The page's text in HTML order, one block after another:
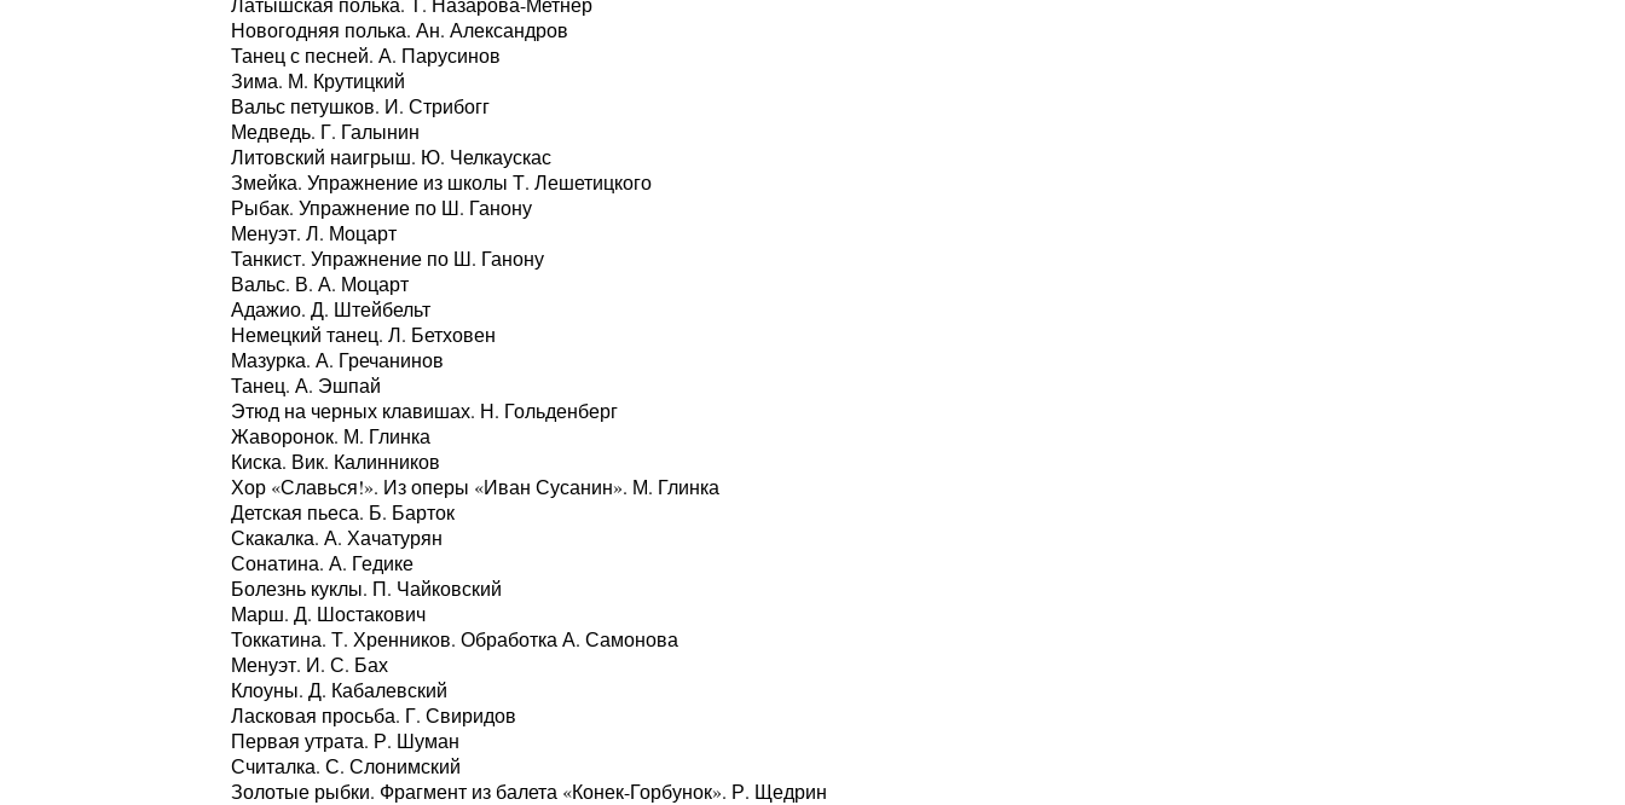
Новогодняя полька. Ан. Александров
Танец с песней. А. Парусинов
Зима. М. Крутицкий
Вальс петушков. И. Стрибогг
Медведь. Г. Галынин
Литовский наигрыш. Ю. Челкаускас
Змейка. Упражнение из школы Т. Лешетицкого
Рыбак. Упражнение по Ш. Ганону
Менуэт. Л. Моцарт
Танкист. Упражнение по Ш. Ганону
Вальс. В. А. Моцарт
Адажио. Д. Штейбельт
Немецкий танец. Л. Бетховен
Мазурка. А. Гречанинов
Танец. А. Эшпай
Этюд на черных клавишах. Н. Гольденберг
Жаворонок. М. Глинка
Киска. Вик. Калинников
Хор «Славься!». Из оперы «Иван Сусанин». М. Глинка
Детская пьеса. Б. Барток
Скакалка. А. Хачатурян
Сонатина. А. Гедике
Болезнь куклы. П. Чайковский
Марш. Д. Шостакович
Токкатина. Т. Хренников. Обработка А. Самонова
Менуэт. И. С. Бах
Клоуны. Д. Кабалевский
Ласковая просьба. Г. Свиридов
­Первая утрата. Р. Шуман
Считалка. С. Слонимский
Золотые рыбки. Фрагмент из балета «Конек-Горбунок». Р. Щедрин